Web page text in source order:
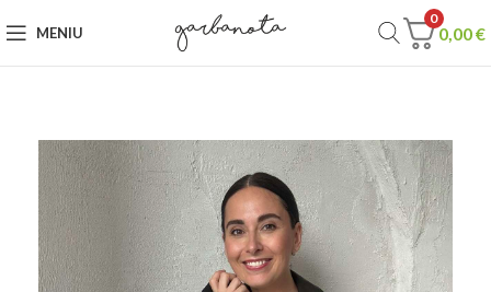
MENIU
0
0,00€